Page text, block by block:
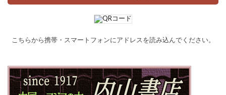
こちらから携帯・スマートフォンにアドレスを読み込んでください。